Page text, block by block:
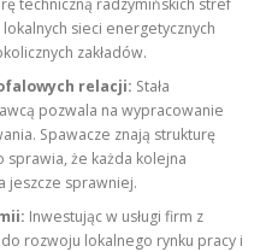
sieci energetycznych
zakładów.
relacji: Stała
pozwala na wypracowanie
Spawacze znają strukturę
sprawia, że każda kolejna
jeszcze sprawniej.
Inwestując w usługi firm z
rozwoju lokalnego rynku pracy i